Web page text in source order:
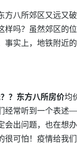
方八所郊区又远又
样吗？虽然郊区的
实上，地铁附近
？东方八所房价均
经常听到一个表述
出问题，也在想
可怕！疫情给我